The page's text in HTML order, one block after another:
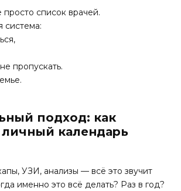
список врачей.
система:
пропускать.
подход: как
личный календарь
УЗИ, анализы — всё это звучит
именно это всё делать? Раз в год?